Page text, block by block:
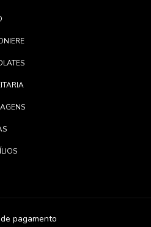
pagamento